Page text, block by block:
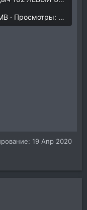
3,4 MB · Просмотры: 1.391
19 Апр 2020